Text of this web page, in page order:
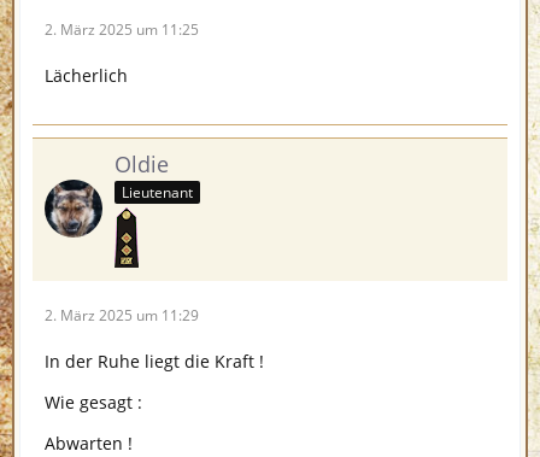
2. März 2025 um 11:25
Lächerlich
Oldie
Lieutenant
2. März 2025 um 11:29
In der Ruhe liegt die Kraft !
Wie gesagt :
Abwarten !